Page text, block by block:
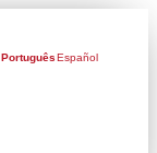
PortuguêsEspañol